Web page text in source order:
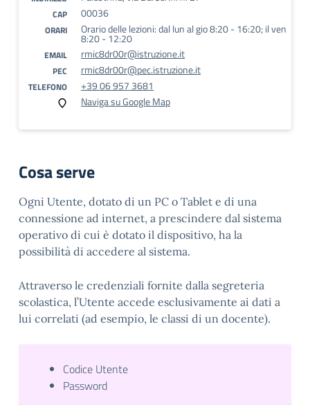
CAP 00036
ORARI Orario delle lezioni: dal lun al gio 8:20 - 16:20; il ven
8:20 - 12:20
EMAIL rmic8dr00r@istruzione.it
PEC rmic8dr00r@pec.istruzione.it
TELEFONO
+39 06 957 3681
Naviga su Google Map
Cosa serve
Ogni Utente, dotato di un PC o Tablet e di una
connessione ad internet, a prescindere dal sistema
operativo di cui è dotato il dispositivo, ha la
possibilità di accedere al sistema.
Attraverso le credenziali fornite dalla segreteria
scolastica, l’Utente accede esclusivamente ai dati a
lui correlati (ad esempio, le classi di un docente).
Codice Utente
Password